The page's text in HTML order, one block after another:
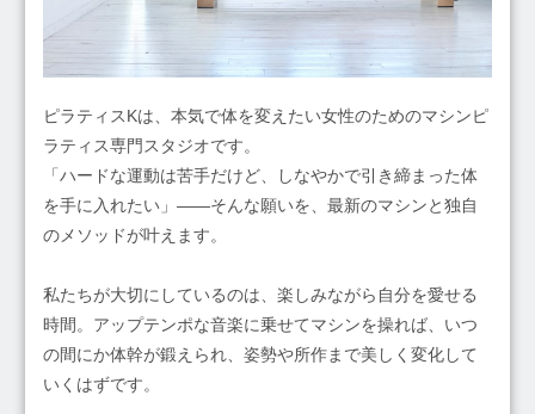
ピラティスKは、本気で体を変えたい女性のためのマシンピ
ラティス専門スタジオです。
「ハードな運動は苦手だけど、しなやかで引き締まった体
を手に入れたい」——そんな願いを、最新のマシンと独自
のメソッドが叶えます。
私たちが大切にしているのは、楽しみながら自分を愛せる
時間。アップテンポな音楽に乗せてマシンを操れば、いつ
の間にか体幹が鍛えられ、姿勢や所作まで美しく変化して
いくはずです。